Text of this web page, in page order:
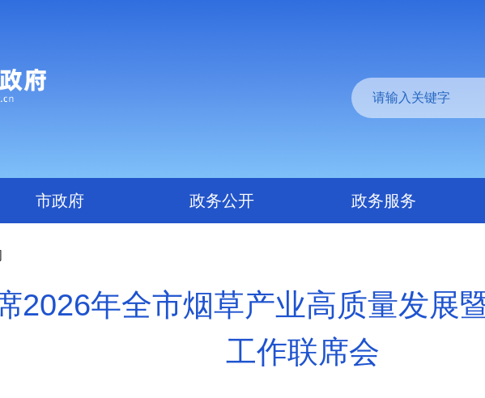
市政府 政务公开 政务服务
2026年全市烟草产业高质量发展
工作联席会